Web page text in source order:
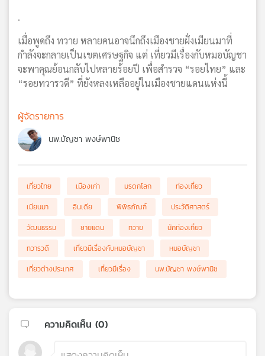
.
เมื่อพูดถึง ทวาย หลายคนอาจนึกถึงเมืองชายฝั่งเมียนมาที่
กำลังจะกลายเป็นเขตเศรษฐกิจ แต่ เที่ยวมีเรื่องกับหมอบัญชา
จะพาคุณย้อนกลับไปหลายร้อยปี เพื่อสำรวจ “รอยไทย” และ
“รอยทวารวดี” ที่ยังหลงเหลืออยู่ในเมืองชายแดนแห่งนี้
ผู้จัดรายการ
นพ.บัญชา พงษ์พานิช
เที่ยวไทย เมืองเก่า มรดกโลก
ท่องเที่ยว
เมียนมา
อินเดีย พิพิธภัณฑ์
ประวัติศาสตร์
วัฒนธรรม
ชายแดน ทวาย
นักท่องเที่ยว
ทวารวดี
เที่ยวมีเรื่องกับหมอบัญชา
หมอบัญชา
เที่ยวต่างประเทศ
เที่ยวมีเรื่อง นพ.บัญชา พงษ์พานิช
ความคิดเห็น (0)